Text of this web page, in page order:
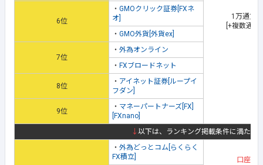
1万通貨
[+複数通貨
6位
・ GMOクリック証券[FXネ
オ]
・ GMO外貨[外貨ex]
7位
・ 外為オンライン
・ FXブロードネット
8位
・ アイネット証券[ループイ
フダン]
9位
・ マネーパートナーズ[FX]
[FXnano]
↓ 以下は、ランキング掲載条件に満たな
・ 外為どっとコム[らくらく
FX積立]
口座開